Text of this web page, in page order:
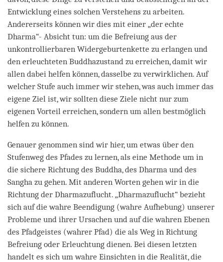
Entwicklung eines solchen Verstehens zu arbeiten.
Andererseits können wir dies mit einer „der echte
Dharma“- Absicht tun: um die Befreiung aus der
unkontrollierbaren Widergeburtenkette zu erlangen und
den erleuchteten Buddhazustand zu erreichen, damit wir
allen dabei helfen können, dasselbe zu verwirklichen. Auf
welcher Stufe auch immer wir stehen, was auch immer das
eigene Ziel ist, wir sollten diese Ziele nicht nur zum
eigenen Vorteil erreichen, sondern um allen bestmöglich
helfen zu können.
Genauer genommen sind wir hier, um etwas über den
Stufenweg des Pfades zu lernen, als eine Methode um in
die sichere Richtung des Buddha, des Dharma und des
Sangha zu gehen. Mit anderen Worten gehen wir in die
Richtung der Dharmazuflucht. „Dharmazuflucht“ bezieht
sich auf die wahre Beendigung (wahre Aufhebung) unserer
Probleme und ihrer Ursachen und auf die wahren Ebenen
des Pfadgeistes (wahrer Pfad) die als Weg in Richtung
Befreiung oder Erleuchtung dienen. Bei diesen letzten
handelt es sich um wahre Einsichten in die Realität, die